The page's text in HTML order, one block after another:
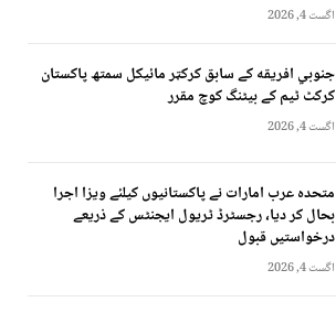
اگست 4, 2026
جنوبي افريقه کے سابق کرکټر مائیکل سمتھ پاکستان
کرکٹ ٹیم کے بیٹنگ کوچ مقرر
اگست 4, 2026
متحدہ عرب امارات نے پاکستانیوں کیلئے ویزا اجرا
بحال کر دیا، رجسٹرڈ ٹریول ایجنٹس کے ذریعے
درخواستیں قبول
اگست 4, 2026